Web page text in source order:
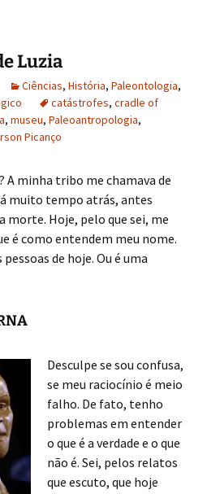
Luzia
Ciências, História, Paleontologia,
catástrofes, cradle of
, museu, Paleoantropologia,
Picanço
A minha tribo me chamava de
muito tempo atrás, antes
morte. Hoje, pelo que sei, me
é como entendem meu nome.
de hoje. Ou é uma
Desculpe se sou confusa,
se meu raciocínio é meio
falho. De fato, tenho
problemas em entender
o que é a verdade e o que
não é. Sei, pelos relatos
que escuto, que hoje